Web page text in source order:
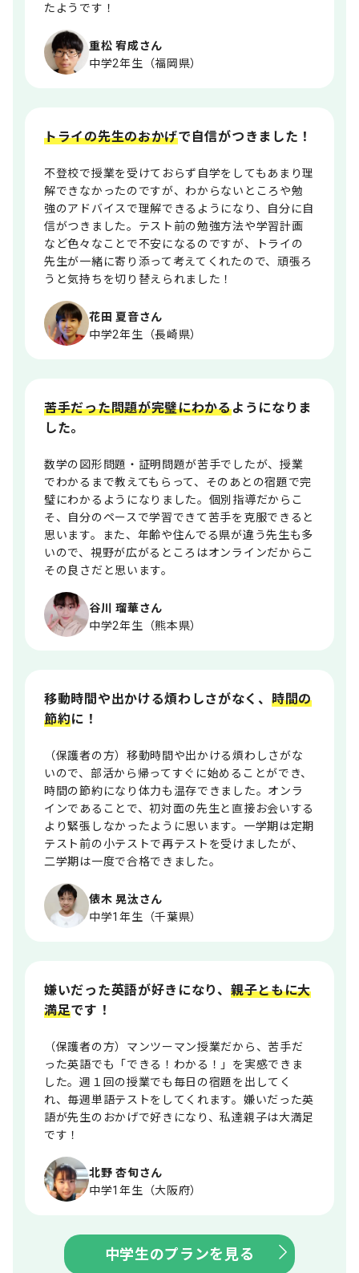
重松 宥成さん
中学2年生（福岡県）
たようです！
花田 夏音さん
中学2年生（長崎県）
トライの先生のおかげで自信がつきました！
不登校で授業を受けておらず自学をしてもあまり理
解できなかったのですが、わからないところや勉
強のアドバイスで理解できるようになり、自分に自
信がつきました。テスト前の勉強方法や学習計画
など色々なことで不安になるのですが、トライの
先生が一緒に寄り添って考えてくれたので、頑張ろ
うと気持ちを切り替えられました！
谷川 瑠華さん
中学2年生（熊本県）
苦手だった問題が完璧にわかるようになりま
した。
数学の図形問題・証明問題が苦手でしたが、授業
でわかるまで教えてもらって、そのあとの宿題で完
璧にわかるようになりました。個別指導だからこ
そ、自分のペースで学習できて苦手を克服できると
思います。また、年齢や住んでる県が違う先生も多
いので、視野が広がるところはオンラインだからこ
その良さだと思います。
俵木 晃汰さん
中学1年生（千葉県）
移動時間や出かける煩わしさがなく、 時間の
節約に！
（保護者の方）移動時間や出かける煩わしさがな
いので、部活から帰ってすぐに始めることができ、
時間の節約になり体力も温存できました。オンラ
インであることで、初対面の先生と直接お会いする
より緊張しなかったように思います。一学期は定期
テスト前の小テストで再テストを受けましたが、
二学期は一度で合格できました。
北野 杏旬さん
中学1年生（大阪府）
嫌いだった英語が好きになり、 親子ともに大
満足です！
（保護者の方）マンツーマン授業だから、苦手だ
った英語でも「できる！わかる！」を実感できま
した。週１回の授業でも毎日の宿題を出してく
れ、毎週単語テストをしてくれます。嫌いだった英
語が先生のおかげで好きになり、私達親子は大満足
です！
中学生のプランを見る